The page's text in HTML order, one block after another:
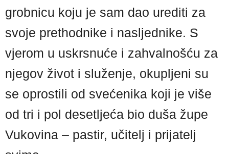
grobnicu koju je sam dao urediti za
svoje prethodnike i nasljednike. S
vjerom u uskrsnuće i zahvalnošću za
njegov život i služenje, okupljeni su
se oprostili od svećenika koji je više
od tri i pol desetljeća bio duša župe
Vukovina – pastir, učitelj i prijatelj